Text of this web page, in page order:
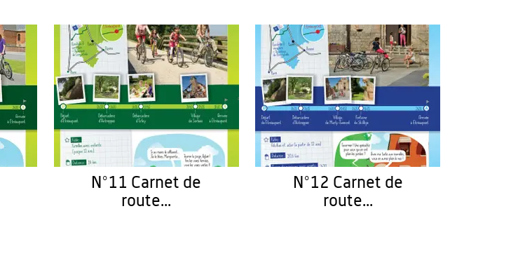
N°11 Carnet de
route...
N°12 Carnet de
route...